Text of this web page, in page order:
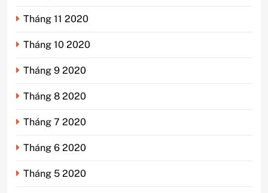
Tháng 11 2020
Tháng 10 2020
Tháng 9 2020
Tháng 8 2020
Tháng 7 2020
Tháng 6 2020
Tháng 5 2020